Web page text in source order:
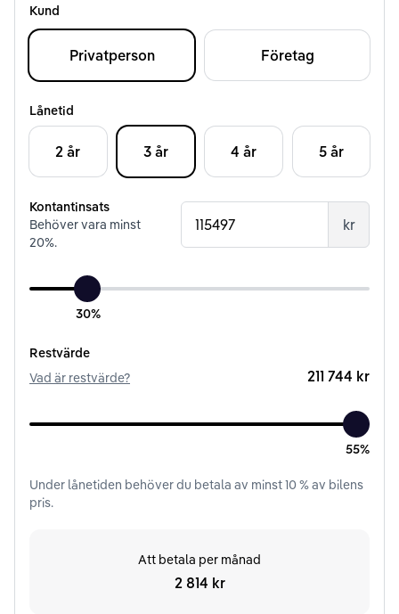
Kund
Privatperson Företag
Lånetid
2 år 3 år 4 år 5 år
Kontantinsats
Behöver vara minst
20%.
kr
30%
Restvärde
Vad är restvärde?
211 744 kr
55%
Under lånetiden behöver du betala av minst10% av bilens
pris.
Att betala per månad
2 814 kr